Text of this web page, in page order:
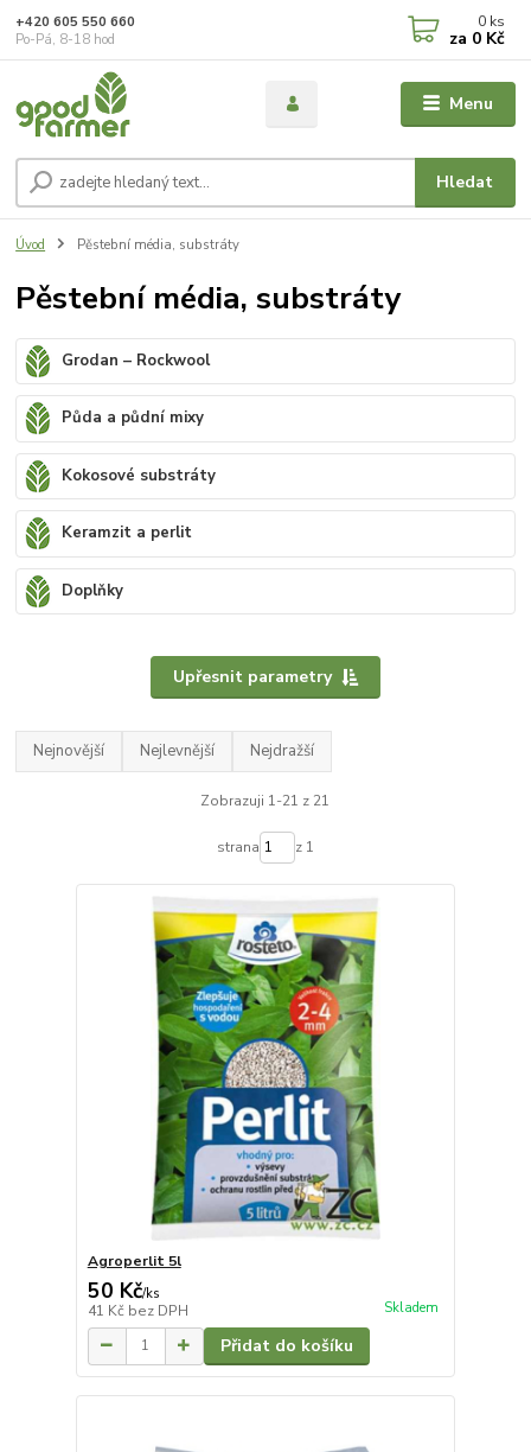
Menu
Hledat
+420 605 550 660
Po-Pá, 8-18 hod
0 ks
za 0 Kč
Úvod Pěstební média, substráty
Pěstební média, substráty
Grodan – Rockwool
Půda a půdní mixy
Kokosové substráty
Keramzit a perlit
Doplňky
Upřesnit parametry
Nejnovější Nejlevnější Nejdražší
Zobrazuji 1-21 z 21
strana z 1
Agroperlit 5l
50 Kč/ks
41 Kč bez DPH Skladem
Přidat do košíku